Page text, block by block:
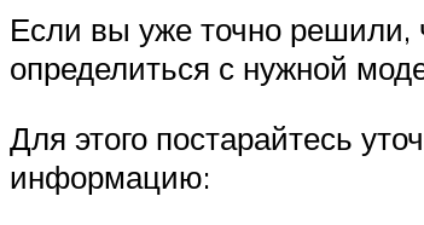
Если вы уже точно решили,
определиться с нужной
Для этого постарайтесь
информацию: